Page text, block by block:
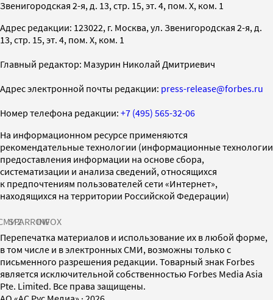
Звенигородская 2-я, д. 13, стр. 15, эт. 4, пом. X, ком. 1
Адрес редакции: 123022, г. Москва, ул. Звенигородская 2-я, д.
13, стр. 15, эт. 4, пом. X, ком. 1
Главный редактор: Мазурин Николай Дмитриевич
Адрес электронной почты редакции: press-release@forbes.ru
Номер телефона редакции: +7 (495) 565-32-06
На информационном ресурсе применяются
рекомендательные технологии (информационные технологии
предоставления информации на основе сбора,
систематизации и анализа сведений, относящихся
к предпочтениям пользователей сети «Интернет»,
находящихся на территории Российской Федерации)
SPARROWINFOX
Перепечатка материалов и использование их в любой форме,
в том числе и в электронных СМИ, возможны только с
письменного разрешения редакции. Товарный знак Forbes
является исключительной собственностью Forbes Media Asia
Pte. Limited. Все права защищены.